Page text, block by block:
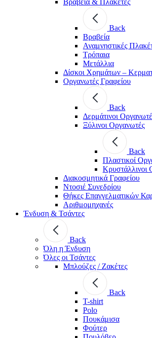
Back
Βραβεία
Αναμνηστικές
Τρόπαια
Μετάλλια
Δίσκοι Χρημάτων –
Οργανωτές Γραφείου
Back
Δερμάτινοι
Ξύλινοι Οργανωτές
Back
Πλαστικοί
Κρυστάλλινοι
Διακοσμητικά Γραφείου
Ντοσιέ Συνεδρίου
Θήκες Επαγγελματικών
Αριθμομηχανές
Ένδυση & Τσάντες
Back
Όλη η Ένδυση
Όλες οι Τσάντες
Μπλούζες / Ζακέτες
Back
T-shirt
Polo
Πουκάμισα
Φούτερ